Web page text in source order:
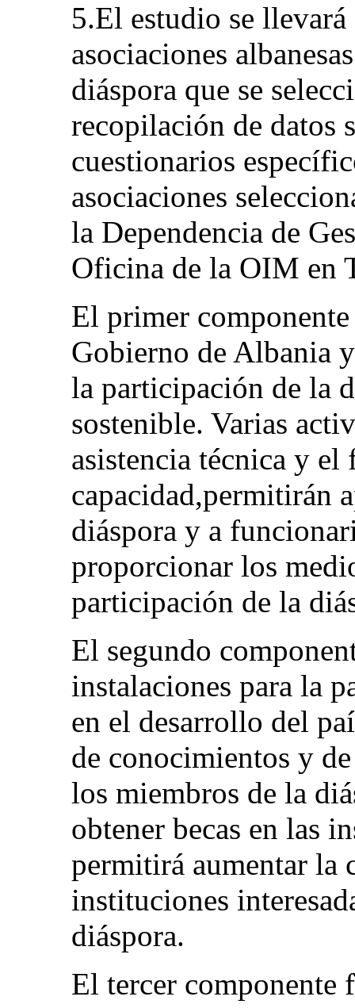
5.El estudio se llevará
asociaciones
diáspora que se
recopilación de datos
cuestionarios
asociaciones
la Dependencia de
Oficina de la OIM en
El primer
Gobierno de Albania
la participación de la
sostenible. Varias
asistencia técnica y el
capacidad,permitirán
diáspora y a
proporcionar los
participación de la
El segundo
instalaciones para la
en el desarrollo del
de conocimientos y
los miembros de la
obtener becas en las
permitirá aumentar la
instituciones
diáspora.
El tercer